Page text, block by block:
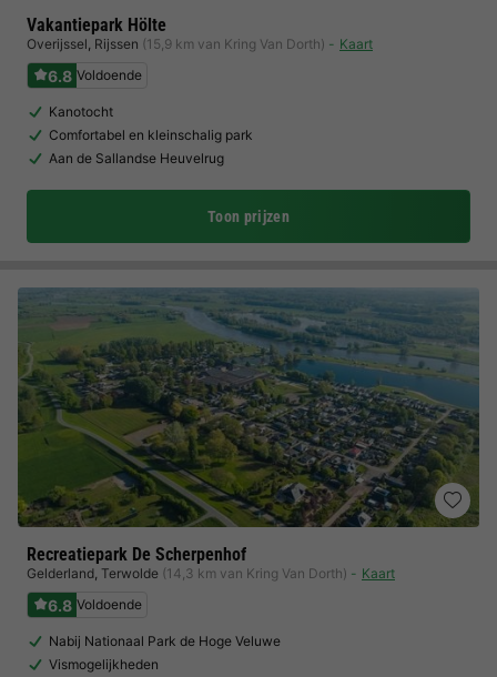
Vakantiepark Hölte
Overijssel, Rijssen (15,9 km van Kring Van Dorth) Kaart
6.8 Voldoende
Kanotocht
Comfortabel en kleinschalig park
Aan de Sallandse Heuvelrug
Toon prijzen
Recreatiepark De Scherpenhof
Gelderland, Terwolde (14,3 km van Kring Van Dorth) Kaart
6.8 Voldoende
Nabij Nationaal Park de Hoge Veluwe
Vismogelijkheden